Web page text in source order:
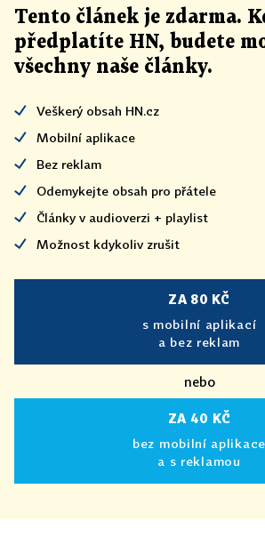
Tento článek je zdarma.
předplatíte HN, budete
všechny naše články.
Veškerý obsah HN.cz
Mobilní aplikace
Bez reklam
Odemykejte obsah pro přátele
Články v audioverzi + playlist
Možnost kdykoliv zrušit
ZA 80 KČ
s mobilní aplikací
a bez reklam
nebo
ZA 40 KČ
bez mobilní aplikace
a s reklamou